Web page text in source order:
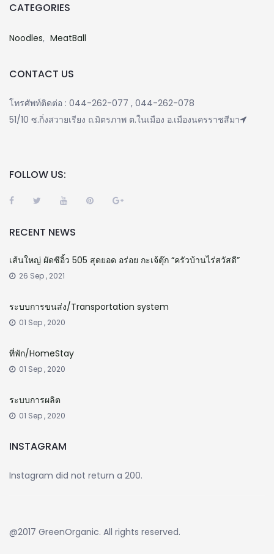
CATEGORIES
Noodles MeatBall
CONTACT US
โทรศัพท์ติดต่อ : 044-262-077 , 044-262-078
51/10 ซ.กิ่งสวายเรียง ถ.มิตรภาพ ต.ในเมือง อ.เมืองนครราชสีมา
FOLLOW US:
RECENT NEWS
เส้นใหญ่ ผัดซีอิ้ว 505 สุดยอด อร่อย กะเจ้ตุ๊ก “ครัวบ้านไร่สวัสดี”
26 Sep , 2021
ระบบการขนส่ง/Transportation system
01 Sep , 2020
ที่พัก/HomeStay
01 Sep , 2020
ระบบการผลิต
01 Sep , 2020
INSTAGRAM
Instagram did not return a 200.
@2017 GreenOrganic. All rights reserved.